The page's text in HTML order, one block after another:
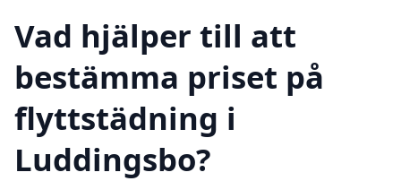
Vad hjälper till att
bestämma priset på
flyttstädning i
Luddingsbo?